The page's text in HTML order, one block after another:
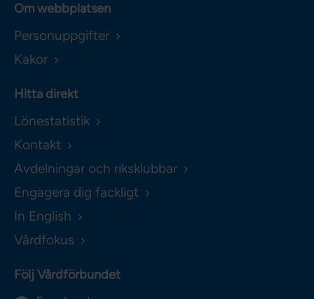
Om webbplatsen
Personuppgifter
Kakor
Hitta direkt
Lönestatistik
Kontakt
Avdelningar och riksklubbar
Engagera dig fackligt
In English
Vårdfokus
Följ Vårdförbundet